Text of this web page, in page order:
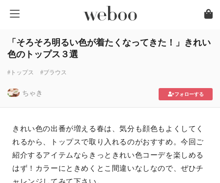
「そろそろ明るい色が着たくなってきた！」きれい
色のトップス３選
#トップス #ブラウス
ちゃき フォローする
きれい色の出番が増える春は、気分も顔色もよくしてく
れるから、トップスで取り入れるのがおすすめ。今回ご
紹介するアイテムならきっときれい色コーデを楽しめる
はず！カラーにときめくとこ間違いなしなので、ぜひチ